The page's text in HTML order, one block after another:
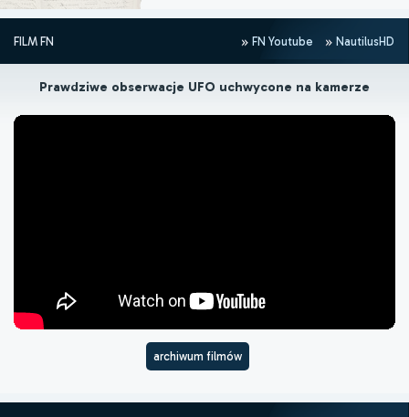
FILM FN FN Youtube NautilusHD
Prawdziwe obserwacje UFO uchwycone na kamerze
archiwum filmów